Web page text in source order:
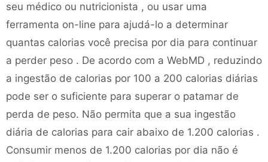
seu médico ou nutricionista , ou usar uma
ferramenta on-line para ajudá-lo a determinar
quantas calorias você precisa por dia para continuar
a perder peso . De acordo com a WebMD , reduzindo
a ingestão de calorias por 100 a 200 calorias diárias
pode ser o suficiente para superar o patamar de
perda de peso. Não permita que a sua ingestão
diária de calorias para cair abaixo de 1.200 calorias .
Consumir menos de 1.200 calorias por dia não é